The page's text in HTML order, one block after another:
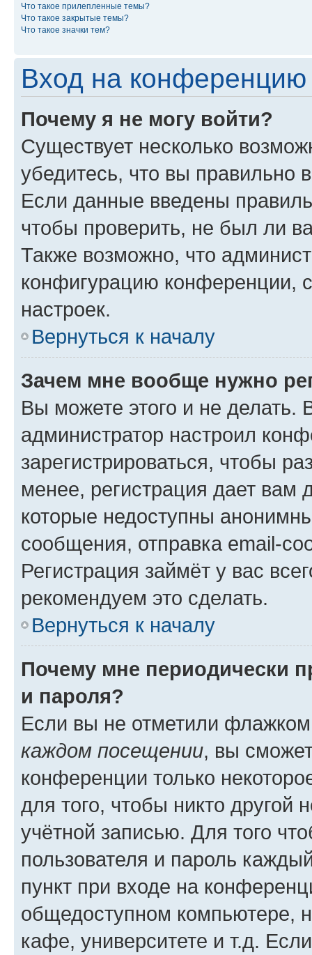
Что такое прилепленные темы?
Что такое закрытые темы?
Что такое значки тем?
Вход на конференцию
Почему я не могу войти?
Существует несколько
убедитесь, что вы правильно
Если данные введены
чтобы проверить, не был ли
Также возможно, что
конфигурацию конференции,
настроек.
Вернуться к началу
Зачем мне вообще нужно
Вы можете этого и не делать.
администратор настроил
зарегистрироваться, чтобы
менее, регистрация дает вам
которые недоступны
сообщения, отправка email-
Регистрация займёт у вас
рекомендуем это сделать.
Вернуться к началу
Почему мне периодически
и пароля?
Если вы не отметили
каждом посещении, вы
конференции только
для того, чтобы никто другой
учётной записью. Для того
пользователя и пароль
пункт при входе на
общедоступном компьютере,
кафе, университете и т.д.